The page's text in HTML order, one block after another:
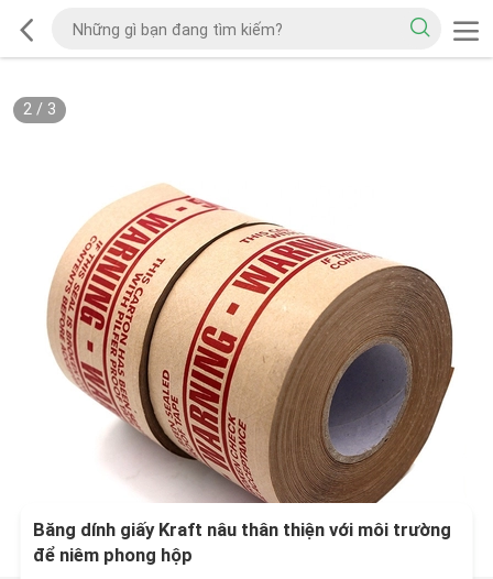
2/ 3
Băng dính giấy Kraft nâu thân thiện với môi trường
để niêm phong hộp